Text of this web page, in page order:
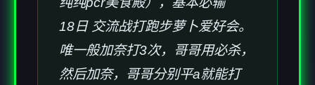
18日 交流战打跑步萝卜爱好会。
唯一般加奈打3次，哥哥用必杀，
然后加奈，哥哥分别平a就能打